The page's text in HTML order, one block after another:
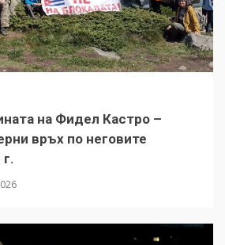
на Фидел Кастро –
връх по неговите